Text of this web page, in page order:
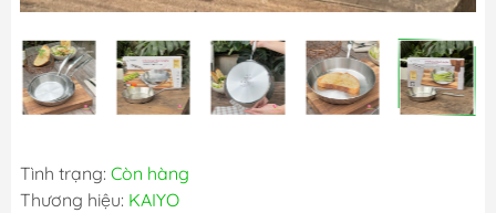
Tình trạng: Còn hàng
Thương hiệu: KAIYO